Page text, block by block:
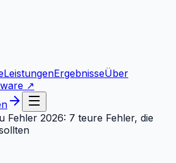
LeistungenErgebnisseÜber
↗
Fehler 2026: 7 teure Fehler, die